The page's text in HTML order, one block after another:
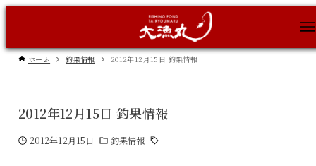
ホーム 釣果情報 2012年12月15日 釣果情報
2012年12月15日 釣果情報
2012年12月15日 釣果情報